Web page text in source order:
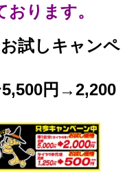
ります。
試しキャンペ
円→2,200